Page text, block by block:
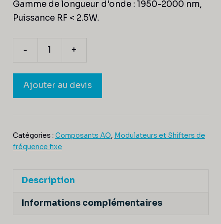
Gamme de longueur d'onde : 1950-2000 nm,
Puissance RF < 2.5W.
-
MT80-
A0,4-
+
Ajouter au devis
Catégories : Composants AO, Modulateurs et Shifters de
fréquence fixe
Description
Informations complémentaires